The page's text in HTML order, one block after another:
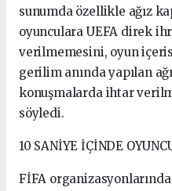
sunumda özellikle ağız
oyunculara UEFA direk
verilmemesini, oyun
gerilim anında yapılan
konuşmalarda ihtar
söyledi.
10 SANİYE İÇİNDE
FİFA